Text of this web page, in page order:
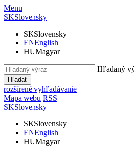
Menu
SKSlovensky
SKSlovensky
ENEnglish
HUMagyar
Hľadaný
Hľadať
rozšírené vyhľadávanie
Mapa webu RSS
SKSlovensky
SKSlovensky
ENEnglish
HUMagyar